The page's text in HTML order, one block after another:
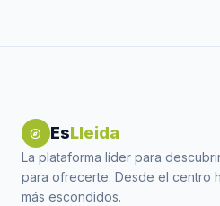
explore EsLleida
La plataforma líder para
para ofrecerte. Desde el centro
más escondidos.